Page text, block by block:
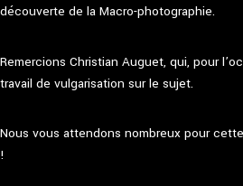
découverte de la Macro-photographie.
Remercions Christian Auguet, qui, pour
travail de vulgarisation sur le sujet.
Nous vous attendons nombreux pour
!